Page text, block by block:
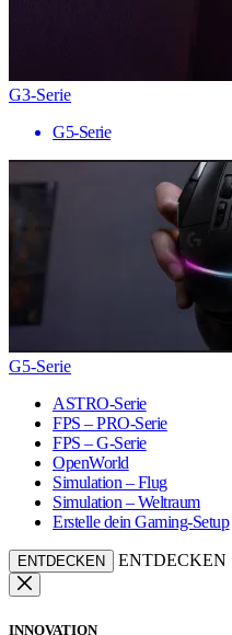
G3-Serie
G5-Serie
G5-Serie
ASTRO-Serie
FPS – PRO-Serie
FPS – G-Serie
OpenWorld
Simulation – Flug
Simulation – Weltraum
Erstelle dein Gaming-Setup
ENTDECKEN ENTDECKEN
INNOVATION